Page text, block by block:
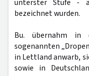
unterster Stufe -
bezeichnet wurden.
Bu. übernahm in
sogenannten
in Lettland anwarb,
sowie in